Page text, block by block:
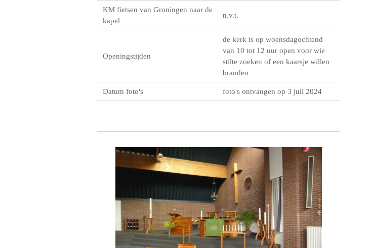
KM fietsen van Groningen naar de
kapel
n.v.t.
Openingstijden
de kerk is op woensdagochtend
van 10 tot 12 uur open voor wie
stilte zoeken of een kaarsje willen
branden
Datum foto's foto's ontvangen op 3 juli 2024